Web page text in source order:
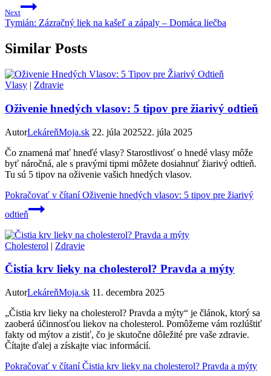
Next
Tymián: Zázračný liek na kašeľ a zápaly – Domáca liečba
Similar Posts
Vlasy | Zdravie
Oživenie hnedých vlasov: 5 tipov pre žiarivý odtieň
AutorLekáreňMoja.sk 22. júla 202522. júla 2025
Čo znamená mať hneďé vlasy? Starostlivosť o hnedé vlasy môže
byť náročná, ale s pravými tipmi môžete dosiahnuť žiarivý odtieň.
Tu sú 5 tipov na oživenie vašich hnedých vlasov.
Pokračovať v čítaníOživenie hnedých vlasov: 5 tipov pre žiarivý
odtieň
Cholesterol | Zdravie
Čistia krv lieky na cholesterol? Pravda a mýty
AutorLekáreňMoja.sk 11. decembra 2025
„Čistia krv lieky na cholesterol? Pravda a mýty“ je článok, ktorý sa
zaoberá účinnosťou liekov na cholesterol. Pomôžeme vám rozlúštiť
fakty od mýtov a zistiť, čo je skutočne dôležité pre vaše zdravie.
Čítajte ďalej a získajte viac informácií.
Pokračovať v čítaníČistia krv lieky na cholesterol? Pravda a mýty